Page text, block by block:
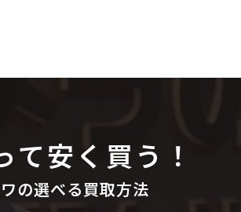
て安く買う！
の選べる買取方法